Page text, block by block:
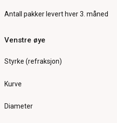
Antall pakker levert hver 3. måned
Venstre øye
Styrke (refraksjon)
Kurve
Diameter